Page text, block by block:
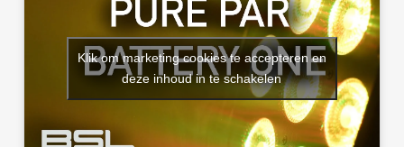
Klik om marketing cookies te accepteren en
deze inhoud in te schakelen